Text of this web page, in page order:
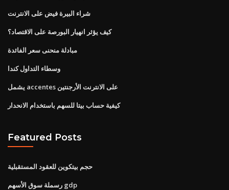
شراء البيرة فيض على الانترنت
كيف يؤثر انهيار البورصة على الاقتصاد؟
مبادلة منحنى سعر الفائدة
وسطاء التداول كندا
يشمل accentes على الانترنت الأرجنتين
كيفية حساب بيتا للسهم باستخدام الانحدار
Featured Posts
حجم بيتكوين للعقود المستقبلية
رسملة سوق الأسهم gdp